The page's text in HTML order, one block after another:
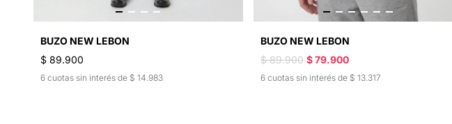
BUZO NEW LEBON
$ 89.900
6 cuotas sin interés de $ 14.983
BUZO NEW LEBON
$ 89.900 $ 79.900
6 cuotas sin interés de $ 13.317